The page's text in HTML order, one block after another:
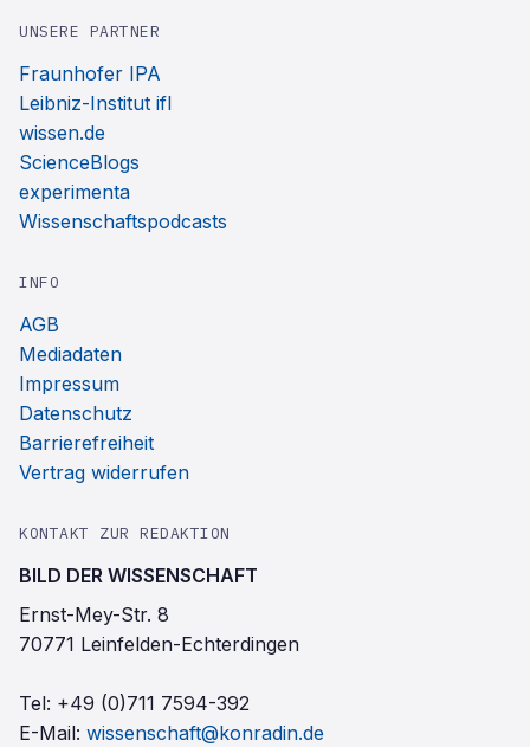
UNSERE PARTNER
Fraunhofer IPA
Leibniz-Institut ifl
wissen.de
ScienceBlogs
experimenta
Wissenschaftspodcasts
INFO
AGB
Mediadaten
Impressum
Datenschutz
Barrierefreiheit
Vertrag widerrufen
KONTAKT ZUR REDAKTION
BILD DER WISSENSCHAFT
Ernst-Mey-Str. 8
70771 Leinfelden-Echterdingen
Tel: +49 (0)711 7594-392
E-Mail: wissenschaft@konradin.de